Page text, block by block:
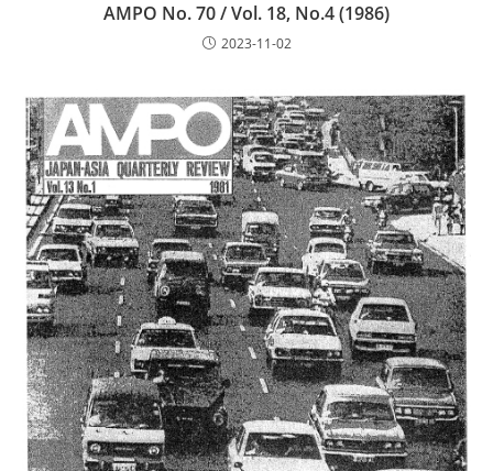
AMPO No. 70 / Vol. 18, No.4 (1986)
2023-11-02